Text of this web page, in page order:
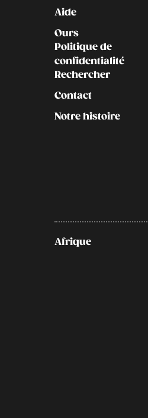
Kontakt
Aide
Ours
Politique de
confidentialité
Rechercher
Contact
Notre histoire
Afrique